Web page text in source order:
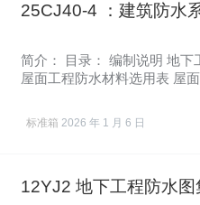
25CJ40-4 ：建筑防水
简介： 目录： 编制说明 地
屋面工程防水材料选用表 屋
标准箱 2026 年 1 月 6 日
12YJ2 地下工程防水图